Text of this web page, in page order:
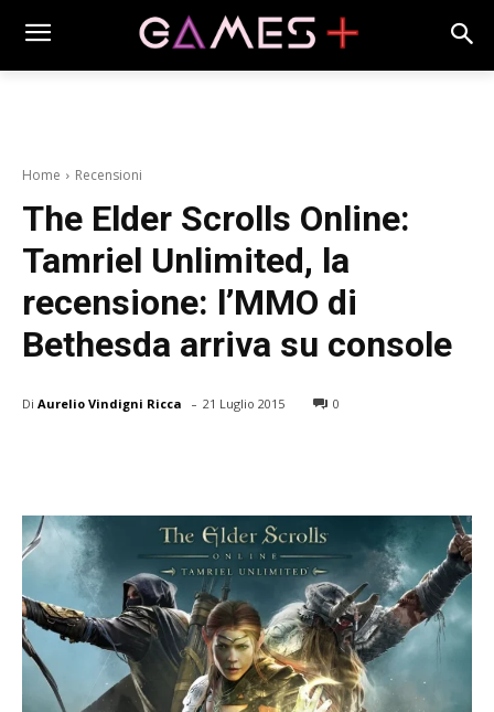
Home Recensioni
The Elder Scrolls Online:
Tamriel Unlimited, la
recensione: l’MMO di
Bethesda arriva su console
Di Aurelio Vindigni Ricca - 21 Luglio 2015 0